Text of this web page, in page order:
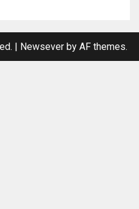
| Newseverby AF themes.